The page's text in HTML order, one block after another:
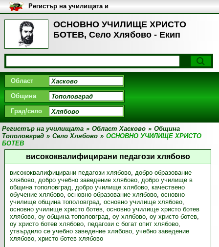
ОСНОВНО УЧИЛИЩЕ ХРИСТО
БОТЕВ, Село Хлябово - Екип
Регистър на училищата и
университетите в България
Област
Община
Град/село
Регистър на училищата » Област Хасково » Община
Тополовград » Село Хлябово » ОСНОВНО УЧИЛИЩЕ ХРИСТО
БОТЕВ
висококвалифицирани педагози хлябово
висококвалифицирани педагози хлябово, добро образование
хлябово, добро учебно заведение хлябово, добро училище в
община тополовград, добро училище хлябово, качествено
обучение хлябово, основно образование хлябово, основно
училище община тополовград, основно училище хлябово,
основно училище христо ботев, основно училище христо ботев
хлябово, оу община тополовград, оу хлябово, оу христо ботев,
оу христо ботев хлябово, педагози с богат опит хлябово,
утвърдило се учебно заведение хлябово, учебно заведение
хлябово, христо ботев хлябово